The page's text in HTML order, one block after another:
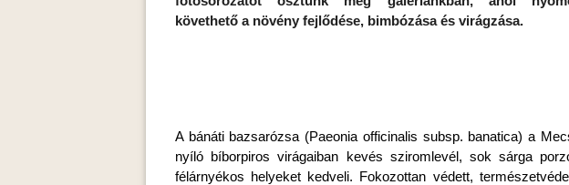
követhető a növény fejlődése, bimbózása és virágzása.
A bánáti bazsarózsa (Paeonia officinalis subsp. banatica) a
nyíló bíborpiros virágaiban kevés sziromlevél, sok sárga
félárnyékos helyeket kedveli. Fokozottan védett,